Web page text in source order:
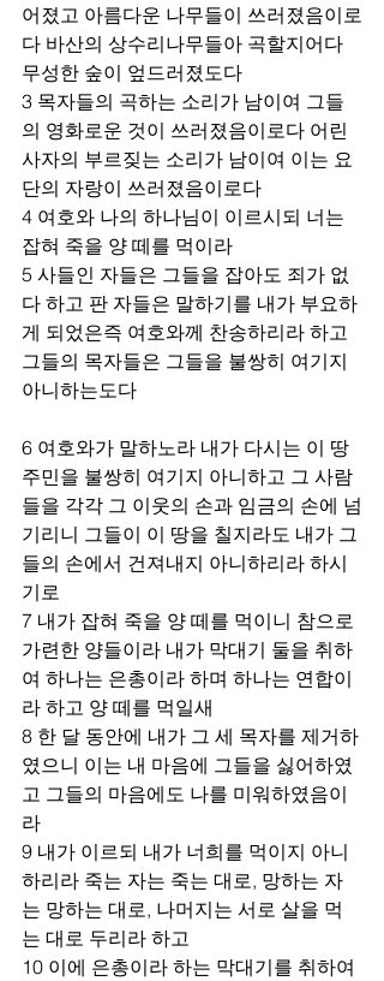
어졌고 아름다운 나무들이 쓰러졌음이로
다 바산의 상수리나무들아 곡할지어다
무성한 숲이 엎드러졌도다
3 목자들의 곡하는 소리가 남이여 그들
의 영화로운 것이 쓰러졌음이로다 어린
사자의 부르짖는 소리가 남이여 이는 요
단의 자랑이 쓰러졌음이로다
4 여호와 나의 하나님이 이르시되 너는
잡혀 죽을 양 떼를 먹이라
5 사들인 자들은 그들을 잡아도 죄가 없
다 하고 판 자들은 말하기를 내가 부요하
게 되었은즉 여호와께 찬송하리라 하고
그들의 목자들은 그들을 불쌍히 여기지
아니하는도다
6 여호와가 말하노라 내가 다시는 이 땅
주민을 불쌍히 여기지 아니하고 그 사람
들을 각각 그 이웃의 손과 임금의 손에 넘
기리니 그들이 이 땅을 칠지라도 내가 그
들의 손에서 건져내지 아니하리라 하시
기로
7 내가 잡혀 죽을 양 떼를 먹이니 참으로
가련한 양들이라 내가 막대기 둘을 취하
여 하나는 은총이라 하며 하나는 연합이
라 하고 양 떼를 먹일새
8 한 달 동안에 내가 그 세 목자를 제거하
였으니 이는 내 마음에 그들을 싫어하였
고 그들의 마음에도 나를 미워하였음이
라
9 내가 이르되 내가 너희를 먹이지 아니
하리라 죽는 자는 죽는 대로, 망하는 자
는 망하는 대로, 나머지는 서로 살을 먹
는 대로 두리라 하고
10 이에 은총이라 하는 막대기를 취하여